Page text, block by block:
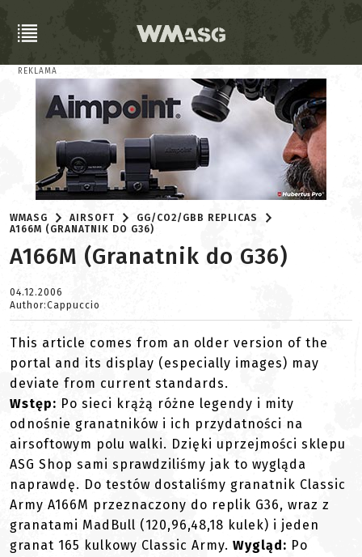
REKLAMA
WMASG AIRSOFT
GG/CO2/GBB REPLICAS
A166M (GRANATNIK DO G36)
A166M (Granatnik do G36)
04.12.2006
Author:Cappuccio
This article comes from an older version of the
portal and its display (especially images) may
deviate from current standards.
Wstęp: Po sieci krążą różne legendy i mity
odnośnie granatników i ich przydatności na
airsoftowym polu walki. Dzięki uprzejmości sklepu
ASG Shop sami sprawdziliśmy jak to wygląda
naprawdę. Do testów dostaliśmy granatnik Classic
Army A166M przeznaczony do replik G36, wraz z
granatami MadBull (120,96,48,18 kulek) i jeden
granat 165 kulkowy Classic Army. Wygląd: Po